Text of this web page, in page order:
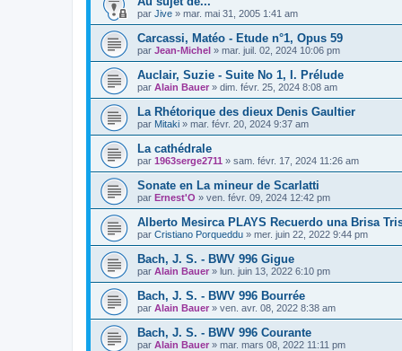
par Jive » mar. mai 31, 2005 1:41 am
Carcassi, Matéo - Etude n°1, Opus 59
par Jean-Michel » mar. juil. 02, 2024 10:06 pm
Auclair, Suzie - Suite No 1, I. Prélude
par Alain Bauer » dim. févr. 25, 2024 8:08 am
La Rhétorique des dieux Denis Gaultier
par Mitaki » mar. févr. 20, 2024 9:37 am
La cathédrale
par 1963serge2711 » sam. févr. 17, 2024 11:26 am
Sonate en La mineur de Scarlatti
par Ernest'O » ven. févr. 09, 2024 12:42 pm
Alberto Mesirca PLAYS Recuerdo una Brisa
par Cristiano Porqueddu » mer. juin 22, 2022 9:44 pm
Bach, J. S. - BWV 996 Gigue
par Alain Bauer » lun. juin 13, 2022 6:10 pm
Bach, J. S. - BWV 996 Bourrée
par Alain Bauer » ven. avr. 08, 2022 8:38 am
Bach, J. S. - BWV 996 Courante
par Alain Bauer » mar. mars 08, 2022 11:11 pm